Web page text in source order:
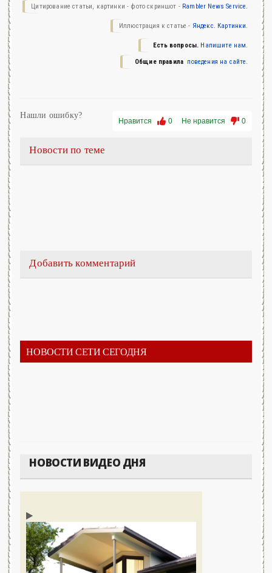
Цитирование статьи, картинки - фото скриншот - Rambler News Service.
Иллюстрация к статье - Яндекс. Картинки.
Есть вопросы. Напишите нам.
Общие правила поведения на сайте.
Нравится 0 Не нравится 0
Нашли ошибку?
Новости по теме
Добавить комментарий
НОВОСТИ СЕТИ СЕГОДНЯ
НОВОСТИ ВИДЕО ДНЯ